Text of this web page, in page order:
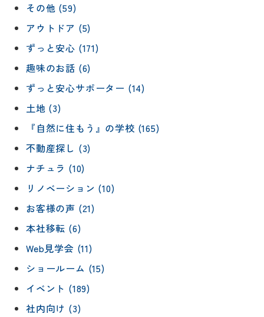
その他 (59)
アウトドア (5)
ずっと安心 (171)
趣味のお話 (6)
ずっと安心サポーター (14)
土地 (3)
『自然に住もう』の学校 (165)
不動産探し (3)
ナチュラ (10)
リノベーション (10)
お客様の声 (21)
本社移転 (6)
Web見学会 (11)
ショールーム (15)
イベント (189)
社内向け (3)